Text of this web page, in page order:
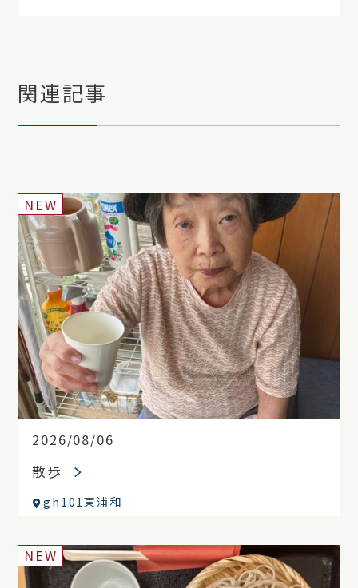
関連記事
2026/08/06
NEW
散歩
gh101東浦和
NEW